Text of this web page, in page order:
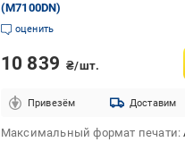
(M7100DN)
оценить
10 839 ₴/шт.
Привезём Доставим
Максимальный формат печати